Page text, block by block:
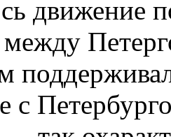
движение
с